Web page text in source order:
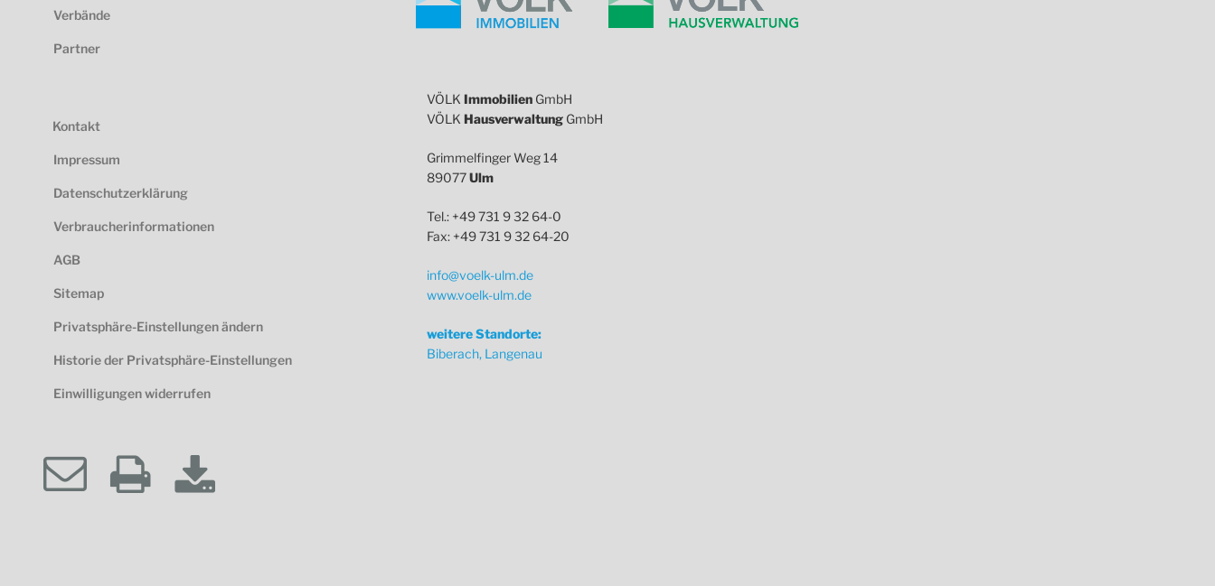
Verbände
Partner
Kontakt
Impressum
Datenschutzerklärung
Verbraucherinformationen
AGB
Sitemap
Privatsphäre-Einstellungen ändern
Historie der Privatsphäre-Einstellungen
Einwilligungen widerrufen
VÖLK Immobilien GmbH
VÖLK Hausverwaltung GmbH
Grimmelfinger Weg 14
89077Ulm
Tel.: +49 731 9 32 64-0
Fax: +49 731 9 32 64-20
info@voelk-ulm.de
www.voelk-ulm.de
weitere Standorte:
Biberach, Langenau